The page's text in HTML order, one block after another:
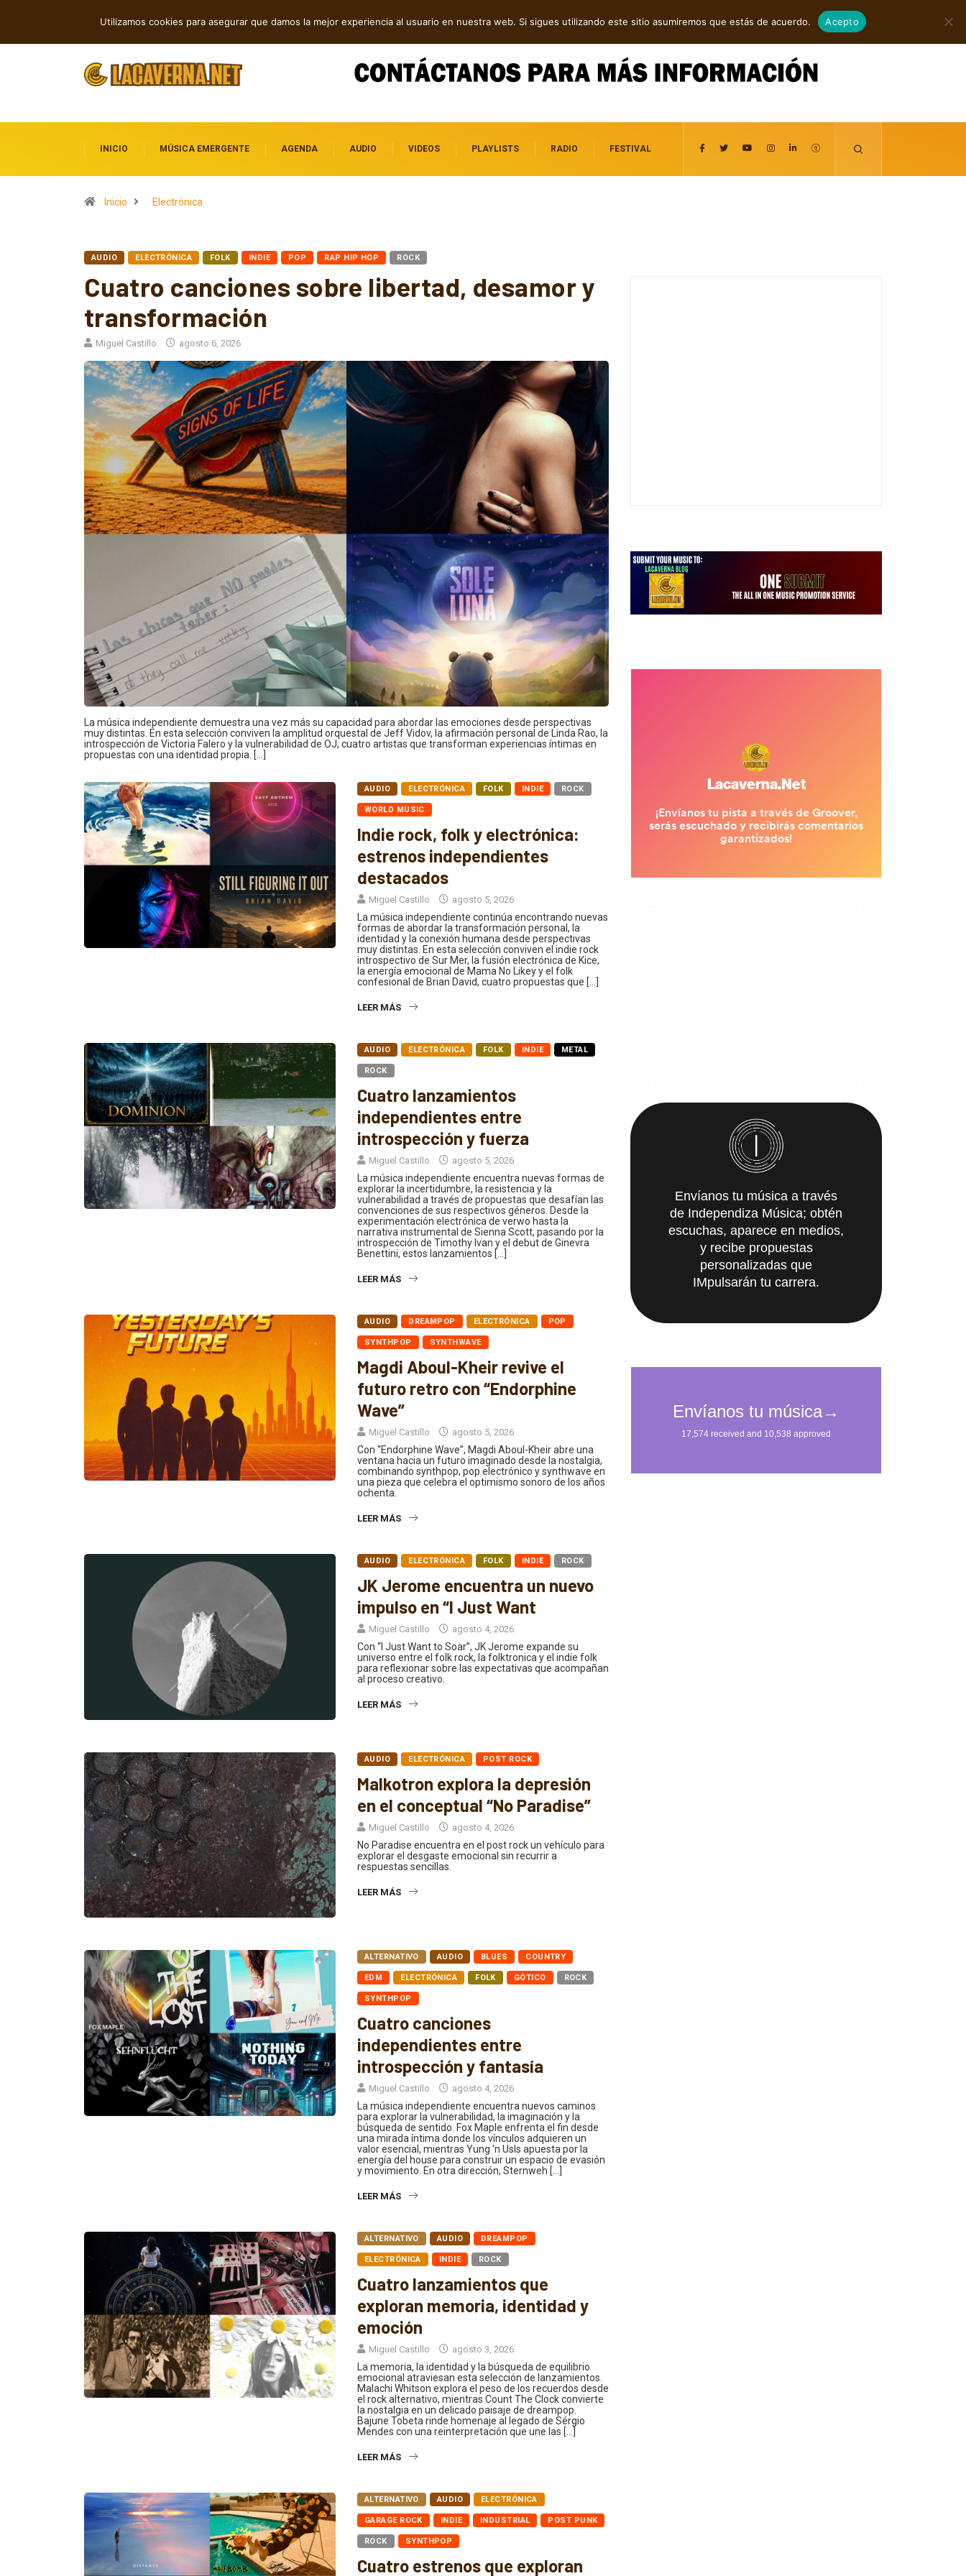
agosto 7, 2026
INICIO MÚSICA EMERGENTE AGENDA AUDIO VIDEOS PLAYLISTS RADIO FESTIVAL
Inicio Electrónica
AUDIO ELECTRÓNICA FOLK INDIE POP RAP HIP HOP ROCK
Cuatro canciones sobre libertad, desamor y
transformación
Miguel Castillo agosto 6, 2026
La música independiente demuestra una vez más su capacidad para abordar las emociones desde perspectivas
muy distintas. En esta selección conviven la amplitud orquestal de Jeff Vidov, la afirmación personal de Linda Rao, la
introspección de Victoria Falero y la vulnerabilidad de OJ, cuatro artistas que transforman experiencias íntimas en
propuestas con una identidad propia. […]
AUDIO ELECTRÓNICA FOLK INDIE ROCK
WORLD MUSIC
Indie rock, folk y electrónica:
estrenos independientes
destacados
Miguel Castillo agosto 5, 2026
La música independiente continúa encontrando nuevas
formas de abordar la transformación personal, la
identidad y la conexión humana desde perspectivas
muy distintas. En esta selección conviven el indie rock
introspectivo de Sur Mer, la fusión electrónica de Kice,
la energía emocional de Mama No Likey y el folk
confesional de Brian David, cuatro propuestas que […]
LEER MÁS
AUDIO ELECTRÓNICA FOLK INDIE METAL
ROCK
Cuatro lanzamientos
independientes entre
introspección y fuerza
Miguel Castillo agosto 5, 2026
La música independiente encuentra nuevas formas de
explorar la incertidumbre, la resistencia y la
vulnerabilidad a través de propuestas que desafían las
convenciones de sus respectivos géneros. Desde la
experimentación electrónica de verwo hasta la
narrativa instrumental de Sienna Scott, pasando por la
introspección de Timothy Ivan y el debut de Ginevra
Benettini, estos lanzamientos […]
LEER MÁS
AUDIO DREAMPOP ELECTRÓNICA POP
SYNTHPOP SYNTHWAVE
Magdi Aboul-Kheir revive el
futuro retro con “Endorphine
Wave”
Miguel Castillo agosto 5, 2026
Con “Endorphine Wave”, Magdi Aboul-Kheir abre una
ventana hacia un futuro imaginado desde la nostalgia,
combinando synthpop, pop electrónico y synthwave en
una pieza que celebra el optimismo sonoro de los años
ochenta.
LEER MÁS
AUDIO ELECTRÓNICA FOLK INDIE ROCK
JK Jerome encuentra un nuevo
impulso en “I Just Want
Miguel Castillo agosto 4, 2026
Con “I Just Want to Soar”, JK Jerome expande su
universo entre el folk rock, la folktronica y el indie folk
para reflexionar sobre las expectativas que acompañan
al proceso creativo.
LEER MÁS
AUDIO ELECTRÓNICA POST ROCK
Malkotron explora la depresión
en el conceptual “No Paradise”
Miguel Castillo agosto 4, 2026
No Paradise encuentra en el post rock un vehículo para
explorar el desgaste emocional sin recurrir a
respuestas sencillas.
LEER MÁS
ALTERNATIVO AUDIO BLUES COUNTRY
EDM ELECTRÓNICA FOLK GÓTICO ROCK
SYNTHPOP
Cuatro canciones
independientes entre
introspección y fantasía
Miguel Castillo agosto 4, 2026
La música independiente encuentra nuevos caminos
para explorar la vulnerabilidad, la imaginación y la
búsqueda de sentido. Fox Maple enfrenta el fin desde
una mirada íntima donde los vínculos adquieren un
valor esencial, mientras Yung ‘n Usls apuesta por la
energía del house para construir un espacio de evasión
y movimiento. En otra dirección, Sternweh […]
LEER MÁS
ALTERNATIVO AUDIO DREAMPOP
ELECTRÓNICA INDIE ROCK
Cuatro lanzamientos que
exploran memoria, identidad y
emoción
Miguel Castillo agosto 3, 2026
La memoria, la identidad y la búsqueda de equilibrio
emocional atraviesan esta selección de lanzamientos.
Malachi Whitson explora el peso de los recuerdos desde
el rock alternativo, mientras Count The Clock convierte
la nostalgia en un delicado paisaje de dreampop.
Bajune Tobeta rinde homenaje al legado de Sérgio
Mendes con una reinterpretación que une las […]
LEER MÁS
ALTERNATIVO AUDIO ELECTRÓNICA
GARAGE ROCK INDIE INDUSTRIAL POST PUNK
ROCK SYNTHPOP
Cuatro estrenos que exploran
Envíanos tu música a través
de Independiza Música; obtén
escuchas, aparece en medios,
y recibe propuestas
personalizadas que
IMpulsarán tu carrera.
Utilizamos cookies para asegurar que damos la mejor experiencia al usuario en nuestra web. Si sigues utilizando este sitio asumiremos que estás de acuerdo. Acepto